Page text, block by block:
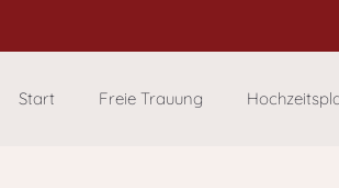
Start Freie Trauung